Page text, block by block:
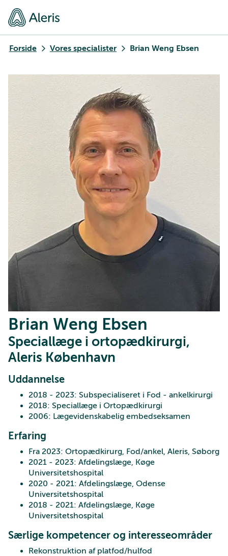
Forside Vores specialister Brian Weng Ebsen
Brian Weng Ebsen
Speciallæge i ortopædkirurgi,
Aleris København
Uddannelse
2018 - 2023: Subspecialiseret i Fod - ankelkirurgi
2018: Speciallæge i Ortopædkirurgi
2006: Lægevidenskabelig embedseksamen
Erfaring
Fra 2023: Ortopædkirurg, Fod/ankel, Aleris, Søborg
2021 - 2023: Afdelingslæge, Køge
Universitetshospital
2020 - 2021: Afdelingslæge, Odense
Universitetshospital
2018 - 2021: Afdelingslæge, Køge
Universitetshospital
Særlige kompetencer og interesseområder
Rekonstruktion af platfod/hulfod